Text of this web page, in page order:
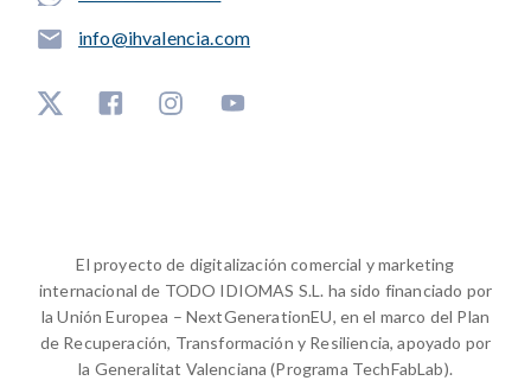
info@ihvalencia.com
El proyecto de digitalización comercial y marketing
internacional de TODO IDIOMAS S.L. ha sido financiado por
la Unión Europea – NextGenerationEU, en el marco del Plan
de Recuperación, Transformación y Resiliencia, apoyado por
la Generalitat Valenciana (Programa TechFabLab).